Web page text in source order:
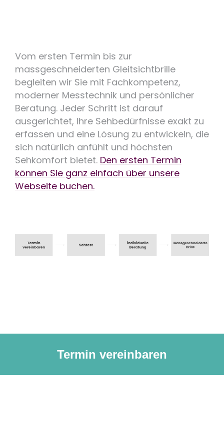
Vom ersten Termin bis zur
massgeschneiderten Gleitsichtbrille
begleiten wir Sie mit Fachkompetenz,
moderner Messtechnik und persönlicher
Beratung. Jeder Schritt ist darauf
ausgerichtet, Ihre Sehbedürfnisse exakt zu
erfassen und eine Lösung zu entwickeln, die
sich natürlich anfühlt und höchsten
Sehkomfort bietet. Den ersten Termin
können Sie ganz einfach über unsere
Webseite buchen.
Termin vereinbaren